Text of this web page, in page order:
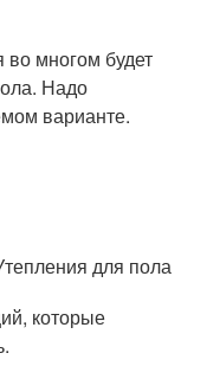
во многом будет
Надо
варианте.
которые